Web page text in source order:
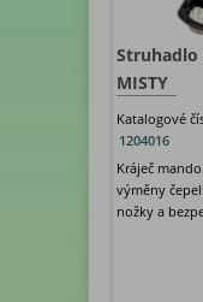
MISTY
Katalogové
1204016
Kráječ
výměny
nožky a